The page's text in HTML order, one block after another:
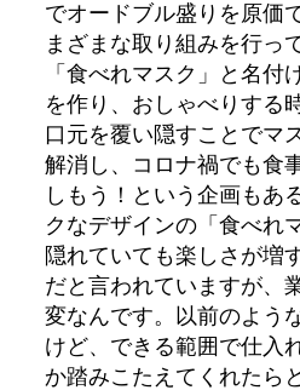
でオードブル盛りを原価
まざまな取り組みを行っ
「食べれマスク」と名付
を作り、おしゃべりする
口元を覆い隠すことでマ
解消し、コロナ禍でも食
しもう！という企画もあ
クなデザインの「食べれ
隠れていても楽しさが増
だと言われていますが、
変なんです。以前のよう
けど、できる範囲で仕入
か踏みこたえてくれたら